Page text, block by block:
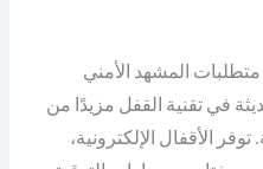
متطلبات المشهد الأمني
في تقنية القفل مزيدًا من
الأقفال الإلكترونية،